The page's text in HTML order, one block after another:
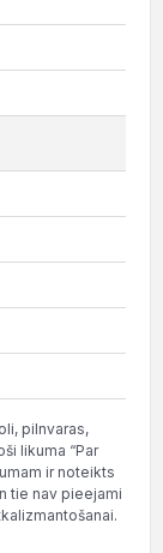
pilnvaras,
likuma “Par
ir noteikts
tie nav pieejami